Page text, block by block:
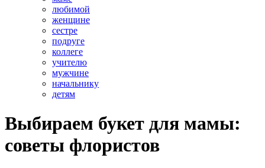
любимой
женщине
сестре
подруге
коллеге
учителю
мужчине
начальнику
детям
Выбираем букет для мамы:
советы флористов